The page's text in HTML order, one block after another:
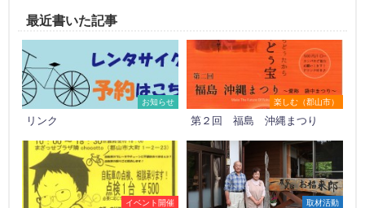
最近書いた記事
お知らせ
リンク
楽しむ（郡山市）
第２回 福島 沖縄まつり
イベント開催 取材活動